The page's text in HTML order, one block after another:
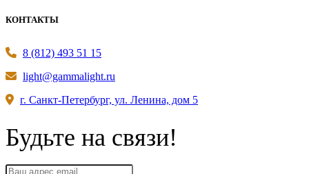
КОНТАКТЫ
8 (812) 493 51 15
light@gammalight.ru
г. Санкт-Петербург, ул. Ленина, дом 5
Будьте на связи!